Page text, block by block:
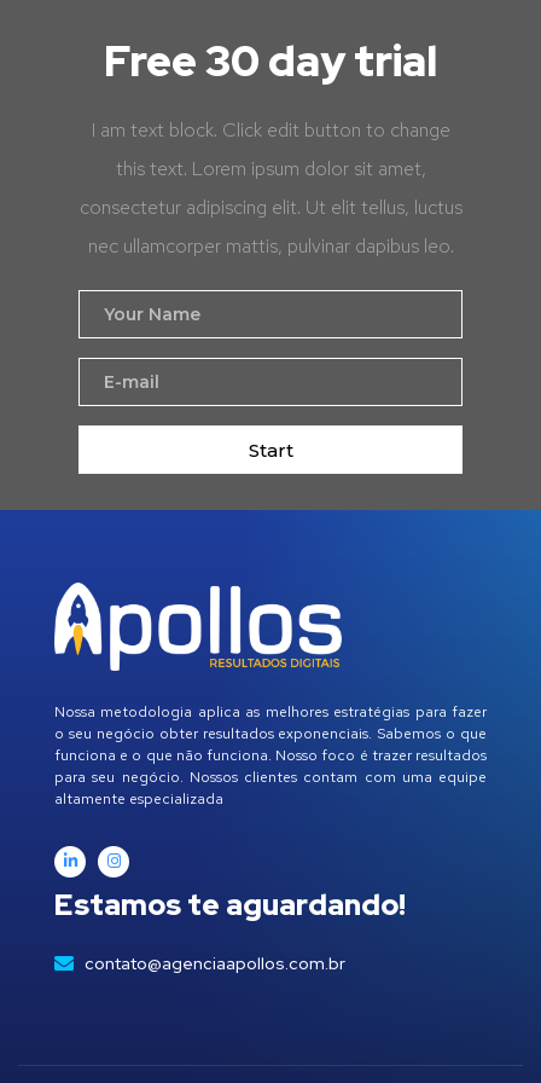
Free 30 day trial
I am text block. Click edit button to change
this text. Lorem ipsum dolor sit amet,
consectetur adipiscing elit. Ut elit tellus, luctus
nec ullamcorper mattis, pulvinar dapibus leo.
Start
Nossa metodologia aplica as melhores estratégias para fazer
o seu negócio obter resultados exponenciais. Sabemos o que
funciona e o que não funciona. Nosso foco é trazer resultados
para seu negócio. Nossos clientes contam com uma equipe
altamente especializada
Estamos te aguardando!
contato@agenciaapollos.com.br